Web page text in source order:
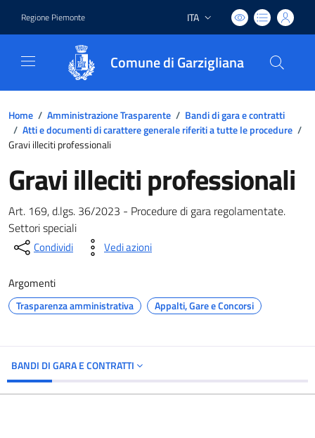
Regione Piemonte Lingua attiva:
ITA
Comune di Garzigliana
Home / Amministrazione Trasparente / Bandi di gara e contratti
/ Atti e documenti di carattere generale riferiti a tutte le procedure /
Gravi illeciti professionali
Gravi illeciti professionali
Art. 169, d.lgs. 36/2023 - Procedure di gara regolamentate.
Settori speciali
Condividi Vedi azioni
Argomenti
Trasparenza amministrativa Appalti, Gare e Concorsi
BANDI DI GARA E CONTRATTI